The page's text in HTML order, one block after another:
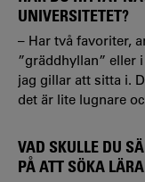
UNIVERSITETET?
– Har två favoriter,
”gräddhyllan” eller
jag gillar att sitta i.
det är lite lugnare
VAD SKULLE DU
PÅ ATT SÖKA